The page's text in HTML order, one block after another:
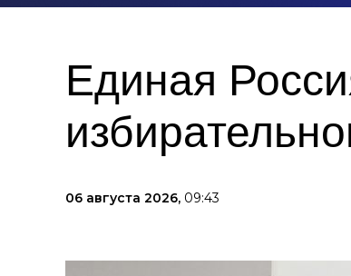
Единая
06 августа 2026, 09:43